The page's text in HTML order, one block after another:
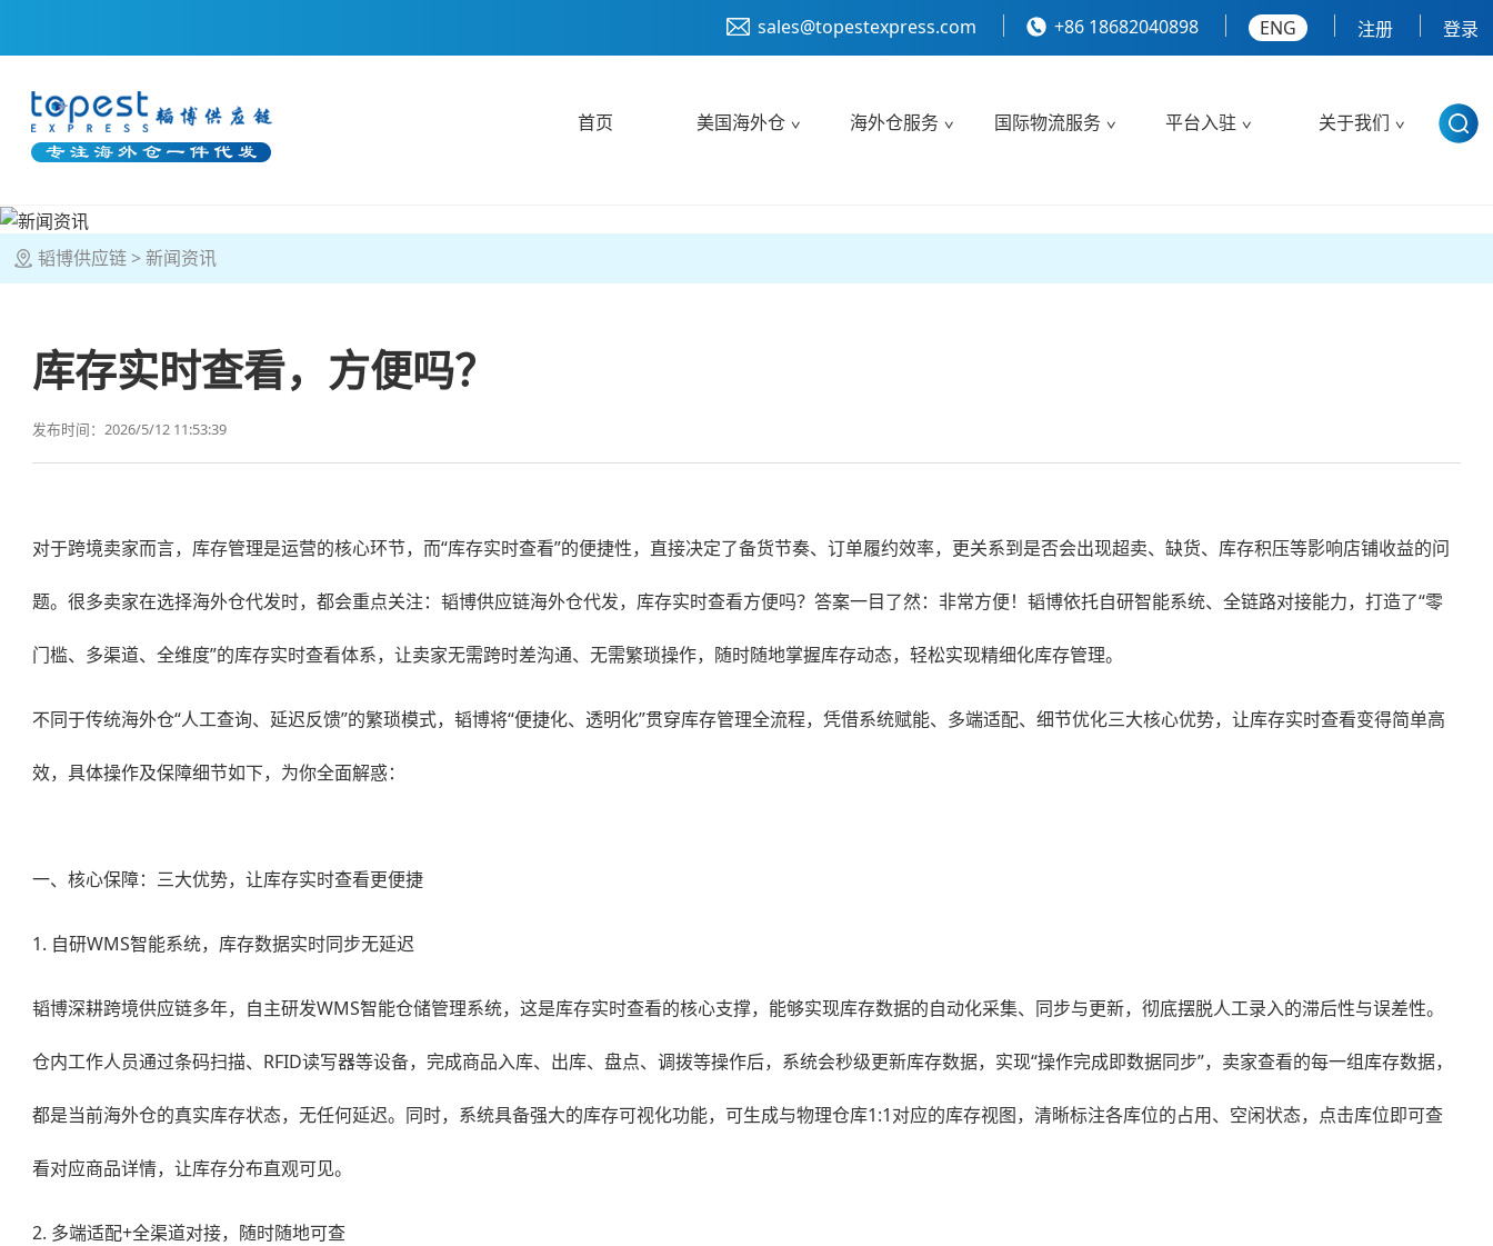
sales@topestexpress.com +86 18682040898 ENG 注册 登录
首页 美国海外仓 海外仓服务 国际物流服务 平台入驻 关于我们
韬博供应链 新闻资讯
库存实时查看，方便吗？
发布时间：2026/5/12 11:53:39
对于跨境卖家而言，库存管理是运营的核心环节，而“库存实时查看”的便捷性，直接决定了备货节奏、订单履约效率，更关系到是否会出现超卖、缺货、库存积压等影响店铺收益的问
题。很多卖家在选择海外仓代发时，都会重点关注：韬博供应链海外仓代发，库存实时查看方便吗？答案一目了然：非常方便！韬博依托自研智能系统、全链路对接能力，打造了“零
门槛、多渠道、全维度”的库存实时查看体系，让卖家无需跨时差沟通、无需繁琐操作，随时随地掌握库存动态，轻松实现精细化库存管理。
不同于传统海外仓“人工查询、延迟反馈”的繁琐模式，韬博将“便捷化、透明化”贯穿库存管理全流程，凭借系统赋能、多端适配、细节优化三大核心优势，让库存实时查看变得简单高
效，具体操作及保障细节如下，为你全面解惑：
一、核心保障：三大优势，让库存实时查看更便捷
1. 自研WMS智能系统，库存数据实时同步无延迟
韬博深耕跨境供应链多年，自主研发WMS智能仓储管理系统，这是库存实时查看的核心支撑，能够实现库存数据的自动化采集、同步与更新，彻底摆脱人工录入的滞后性与误差性。
仓内工作人员通过条码扫描、RFID读写器等设备，完成商品入库、出库、盘点、调拨等操作后，系统会秒级更新库存数据，实现“操作完成即数据同步”，卖家查看的每一组库存数据，
都是当前海外仓的真实库存状态，无任何延迟。同时，系统具备强大的库存可视化功能，可生成与物理仓库1:1对应的库存视图，清晰标注各库位的占用、空闲状态，点击库位即可查
看对应商品详情，让库存分布直观可见。
2. 多端适配+全渠道对接，随时随地可查